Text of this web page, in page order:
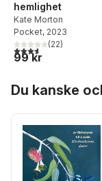
hemlighet
Kate Morton
Pocket, 2023
3,6utav 5 stjärnor.
(22)
99 kr
Du kanske